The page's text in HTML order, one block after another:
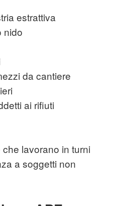
estrattiva
nido
da cantiere
ai rifiuti
lavorano in turni
a soggetti non